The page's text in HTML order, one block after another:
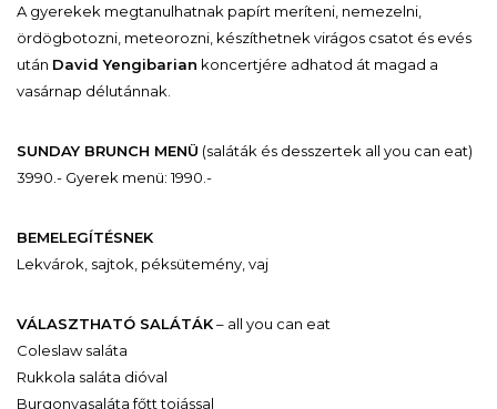
A gyerekek megtanulhatnak papírt meríteni, nemezelni,
ördögbotozni, meteorozni, készíthetnek virágos csatot és evés
után David Yengibarian koncertjére adhatod át magad a
vasárnap délutánnak.
SUNDAY BRUNCH MENÜ (saláták és desszertek all you can eat)
3990.- Gyerek menü: 1990.-
BEMELEGÍTÉSNEK
Lekvárok, sajtok, péksütemény, vaj
VÁLASZTHATÓ SALÁTÁK– all you can eat
Coleslaw saláta
Rukkola saláta dióval
Burgonyasaláta főtt tojással